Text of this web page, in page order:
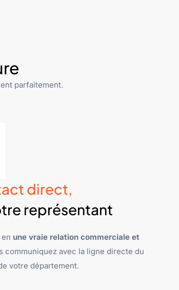
parfaitement.
direct,
représentant
une vraie relation commerciale et
communiquez avec la ligne directe du
votre département.